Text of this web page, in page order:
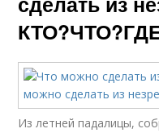
Из летней падалицы,